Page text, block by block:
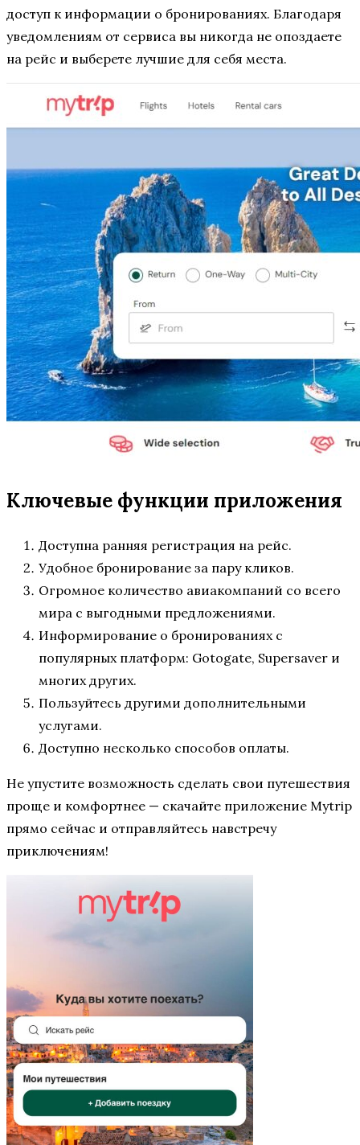
доступ к информации о бронированиях. Благодаря
уведомлениям от сервиса вы никогда не опоздаете
на рейс и выберете лучшие для себя места.
Ключевые функции приложения
Доступна ранняя регистрация на рейс.
Удобное бронирование за пару кликов.
Огромное количество авиакомпаний со всего
мира с выгодными предложениями.
Информирование о бронированиях с
популярных платформ: Gotogate, Supersaver и
многих других.
Пользуйтесь другими дополнительными
услугами.
Доступно несколько способов оплаты.
Не упустите возможность сделать свои путешествия
проще и комфортнее — скачайте приложение Mytrip
прямо сейчас и отправляйтесь навстречу
приключениям!